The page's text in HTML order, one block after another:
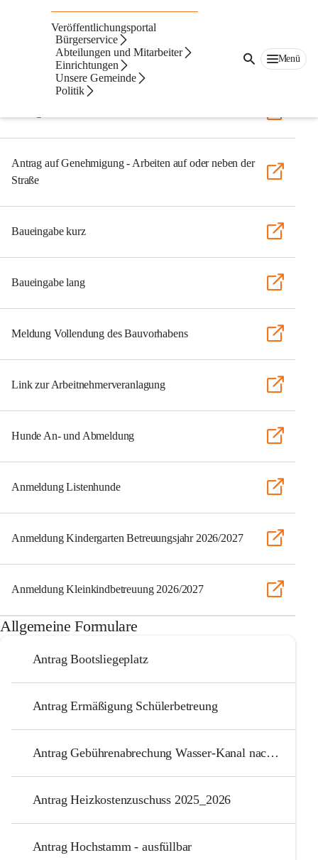
Veröffentlichungsportal
Bürgerservice
Abteilungen und Mitarbeiter
Einrichtungen
Unsere Gemeinde
Politik
Menü
Formulare
ONLINE ANTRÄGE
Antrag auf Genehmigung - Arbeiten auf oder neben der
Straße
Baueingabe kurz
Baueingabe lang
Meldung Vollendung des Bauvorhabens
Link zur Arbeitnehmerveranlagung
Hunde An- und Abmeldung
Anmeldung Listenhunde
Anmeldung Kindergarten Betreuungsjahr 2026/2027
Anmeldung Kleinkindbetreuung 2026/2027
Allgemeine Formulare
Antrag Bootsliegeplatz
Antrag Ermäßigung Schülerbetreung
Antrag Gebührenabrechung Wasser-Kanal nach Besitzerwechsel
Antrag Heizkostenzuschuss 2025_2026
Antrag Hochstamm - ausfüllbar